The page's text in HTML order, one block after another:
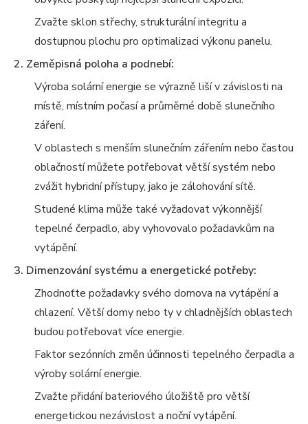
Zvažte sklon střechy, strukturální integritu a
dostupnou plochu pro optimalizaci výkonu panelu.
2. Zeměpisná poloha a podnebí:
Výroba solární energie se výrazně liší v závislosti na
místě, místním počasí a průměrné době slunečního
záření.
V oblastech s menším slunečním zářením nebo častou
oblačností můžete potřebovat větší systém nebo
zvážit hybridní přístupy, jako je zálohování sítě.
Studené klima může také vyžadovat výkonnější
tepelné čerpadlo, aby vyhovovalo požadavkům na
vytápění.
3. Dimenzování systému a energetické potřeby:
Zhodnoťte požadavky svého domova na vytápění a
chlazení. Větší domy nebo ty v chladnějších oblastech
budou potřebovat více energie.
Faktor sezónních změn účinnosti tepelného čerpadla a
výroby solární energie.
Zvažte přidání bateriového úložiště pro větší
energetickou nezávislost a noční vytápění.